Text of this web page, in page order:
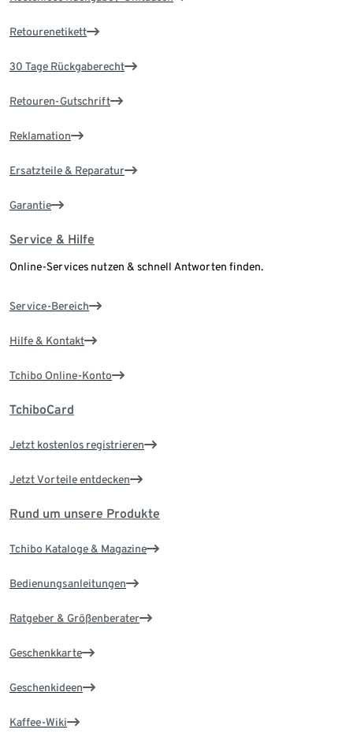
Retourenetikett
30 Tage Rückgaberecht
Retouren-Gutschrift
Reklamation
Ersatzteile & Reparatur
Garantie
Service & Hilfe
Online-Services nutzen & schnell Antworten finden.
Service-Bereich
Hilfe & Kontakt
Tchibo Online-Konto
TchiboCard
Jetzt kostenlos registrieren
Jetzt Vorteile entdecken
Rund um unsere Produkte
Tchibo Kataloge & Magazine
Bedienungsanleitungen
Ratgeber & Größenberater
Geschenkkarte
Geschenkideen
Kaffee-Wiki